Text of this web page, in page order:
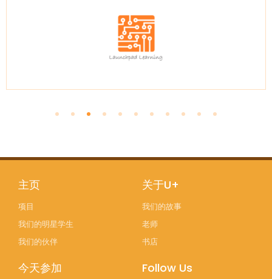
主页
项目
我们的明星学生
我们的伙伴
关于U+
我们的故事
老师
书店
今天参加 Follow Us